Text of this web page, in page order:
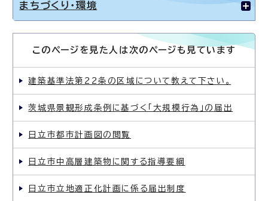
まちづくり・環境
このページを見た人は次のページも見ています
建築基準法第22条の区域について教えて下さい。
茨城県景観形成条例に基づく「大規模行為」の届出
日立市都市計画図の閲覧
日立市中高層建築物に関する指導要綱
日立市立地適正化計画に係る届出制度